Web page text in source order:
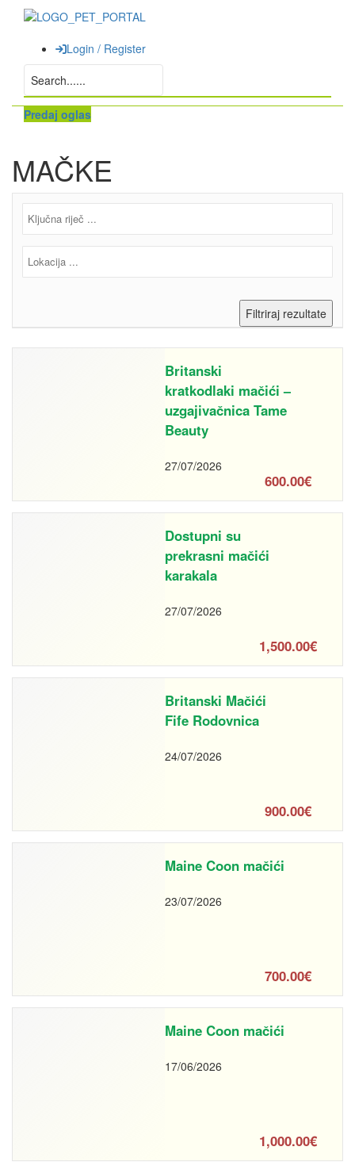
Login / Register
Predaj oglas
MAČKE
Britanski
kratkodlaki mačići –
uzgajivačnica Tame
Beauty
27/07/2026
600.00€
Dostupni su
prekrasni mačići
karakala
27/07/2026
1,500.00€
Britanski Mačići
Fife Rodovnica
24/07/2026
900.00€
Maine Coon mačići
23/07/2026
700.00€
Maine Coon mačići
17/06/2026
1,000.00€